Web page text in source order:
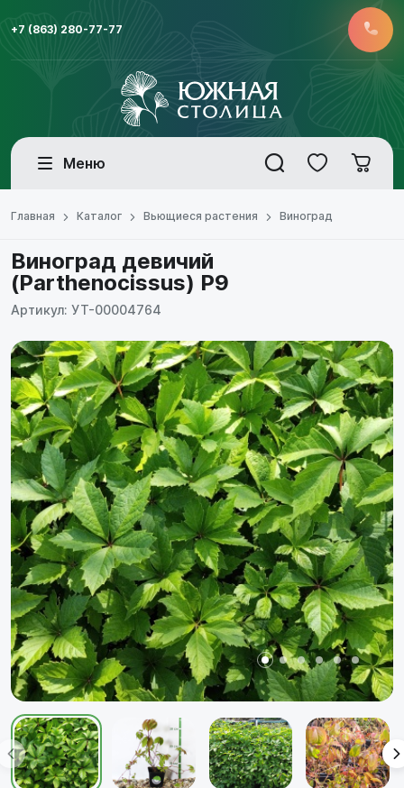
+7 (863) 280-77-77
Меню
Главная Каталог Вьющиеся растения Виноград
Виноград девичий
(Parthenocissus) P9
Артикул: УТ-00004764